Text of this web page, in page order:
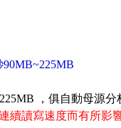
，俱自動母源
續讀寫速度而有所影